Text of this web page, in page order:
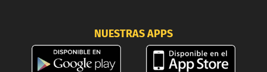
NUESTRAS APPS